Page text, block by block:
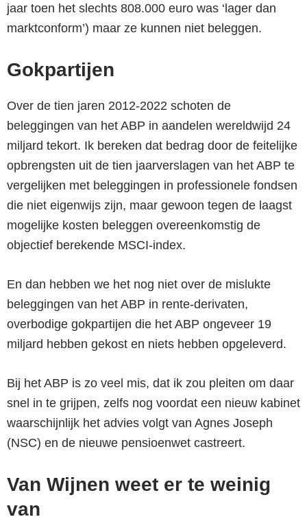
jaar toen het slechts 808.000 euro was ‘lager dan
marktconform’) maar ze kunnen niet beleggen.
Gokpartijen
Over de tien jaren 2012-2022 schoten de
beleggingen van het ABP in aandelen wereldwijd 24
miljard tekort. Ik bereken dat bedrag door de feitelijke
opbrengsten uit de tien jaarverslagen van het ABP te
vergelijken met beleggingen in professionele fondsen
die niet eigenwijs zijn, maar gewoon tegen de laagst
mogelijke kosten beleggen overeenkomstig de
objectief berekende MSCI-index.
En dan hebben we het nog niet over de mislukte
beleggingen van het ABP in rente-derivaten,
overbodige gokpartijen die het ABP ongeveer 19
miljard hebben gekost en niets hebben opgeleverd.
Bij het ABP is zo veel mis, dat ik zou pleiten om daar
snel in te grijpen, zelfs nog voordat een nieuw kabinet
waarschijnlijk het advies volgt van Agnes Joseph
(NSC) en de nieuwe pensioenwet castreert.
Van Wijnen weet er te weinig
van